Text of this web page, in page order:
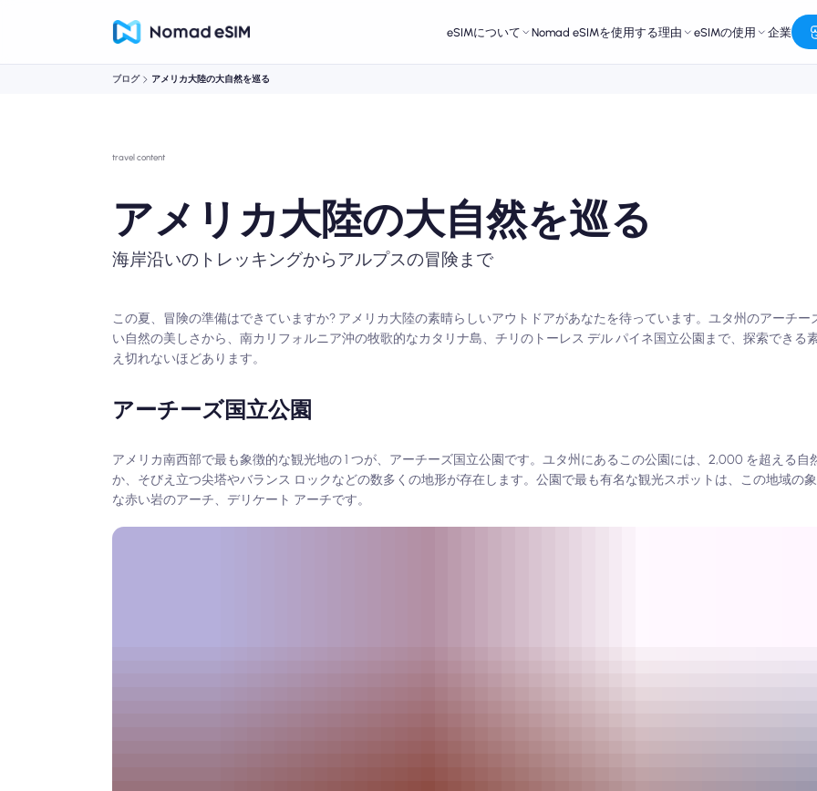
eSIMについて Nomad eSIMを使用する理由 eSIMの使用 企業
ブログ アメリカ大陸の大自然を巡る
travel content
アメリカ大陸の大自然を巡る
海岸沿いのトレッキングからアルプスの冒険まで
この夏、冒険の準備はできていますか? アメリカ大陸の素晴らしいアウトドアがあなたを待っています。ユタ州のアーチー
い自然の美しさから、南カリフォルニア沖の牧歌的なカタリナ島、チリのトーレス デル パイネ国立公園まで、探索できる
え切れないほどあります。
アーチーズ国立公園
アメリカ南西部で最も象徴的な観光地の 1 つが、アーチーズ国立公園です。ユタ州にあるこの公園には、2,000 を超える自
か、そびえ立つ尖塔やバランス ロックなどの数多くの地形が存在します。公園で最も有名な観光スポットは、この地域の
な赤い岩のアーチ、デリケート アーチです。